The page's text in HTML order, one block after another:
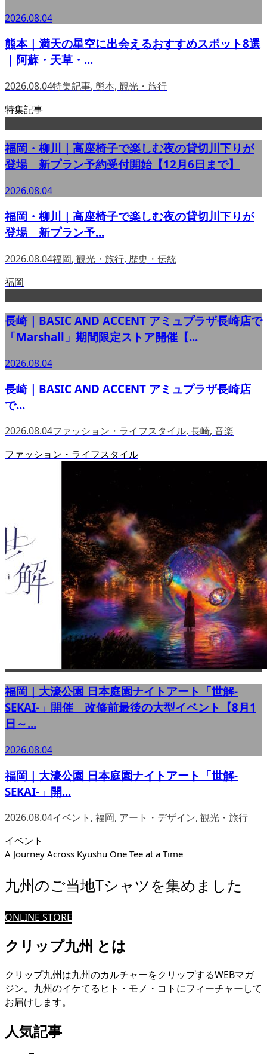
2026.08.04
熊本｜満天の星空に出会えるおすすめスポット8選
｜阿蘇・天草・...
2026.08.04特集記事, 熊本, 観光・旅行
特集記事
福岡・柳川｜高座椅子で楽しむ夜の貸切川下りが
登場 新プラン予約受付開始【12月6日まで】
2026.08.04
福岡・柳川｜高座椅子で楽しむ夜の貸切川下りが
登場 新プラン予...
2026.08.04福岡, 観光・旅行, 歴史・伝統
福岡
長崎｜BASIC AND ACCENT アミュプラザ長崎店で
「Marshall」期間限定ストア開催【...
2026.08.04
長崎｜BASIC AND ACCENT アミュプラザ長崎店
で...
2026.08.04ファッション・ライフスタイル, 長崎, 音楽
ファッション・ライフスタイル
福岡｜大濠公園 日本庭園ナイトアート「世解-
SEKAI-」開催 改修前最後の大型イベント【8月1
日～...
2026.08.04
福岡｜大濠公園 日本庭園ナイトアート「世解-
SEKAI-」開...
2026.08.04イベント , 福岡, アート・デザイン, 観光・旅行
イベント
A Journey Across Kyushu One Tee at a Time
九州のご当地Tシャツを集めました
ONLINE STORE
クリップ九州 とは
クリップ九州は九州のカルチャーをクリップするWEBマガ
ジン。九州のイケてるヒト・モノ・コトにフィーチャーして
お届けします。
人気記事